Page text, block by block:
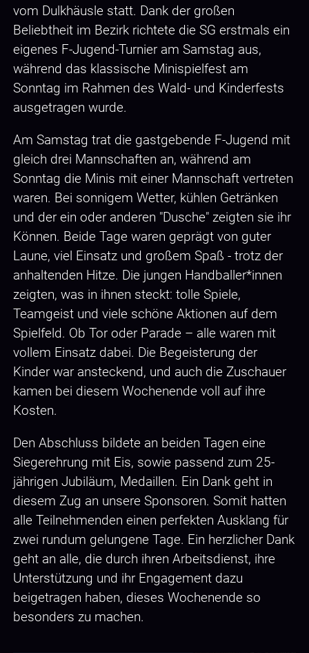
vom Dulkhäusle statt. Dank der großen
Beliebtheit im Bezirk richtete die SG erstmals ein
eigenes F-Jugend-Turnier am Samstag aus,
während das klassische Minispielfest am
Sonntag im Rahmen des Wald- und Kinderfests
ausgetragen wurde.
Am Samstag trat die gastgebende F-Jugend mit
gleich drei Mannschaften an, während am
Sonntag die Minis mit einer Mannschaft vertreten
waren. Bei sonnigem Wetter, kühlen Getränken
und der ein oder anderen "Dusche" zeigten sie ihr
Können. Beide Tage waren geprägt von guter
Laune, viel Einsatz und großem Spaß - trotz der
anhaltenden Hitze. Die jungen Handballer*innen
zeigten, was in ihnen steckt: tolle Spiele,
Teamgeist und viele schöne Aktionen auf dem
Spielfeld. Ob Tor oder Parade – alle waren mit
vollem Einsatz dabei. Die Begeisterung der
Kinder war ansteckend, und auch die Zuschauer
kamen bei diesem Wochenende voll auf ihre
Kosten.
Den Abschluss bildete an beiden Tagen eine
Siegerehrung mit Eis, sowie passend zum 25-
jährigen Jubiläum, Medaillen. Ein Dank geht in
diesem Zug an unsere Sponsoren. Somit hatten
alle Teilnehmenden einen perfekten Ausklang für
zwei rundum gelungene Tage. Ein herzlicher Dank
geht an alle, die durch ihren Arbeitsdienst, ihre
Unterstützung und ihr Engagement dazu
beigetragen haben, dieses Wochenende so
besonders zu machen.